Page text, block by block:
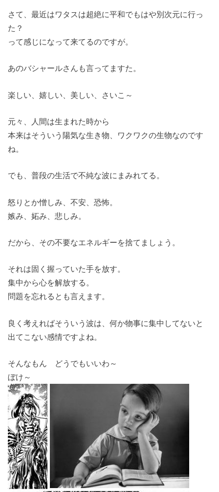
さて、最近はワタスは超絶に平和でもはや別次元に行っ
た？
って感じになって来てるのですが。
あのバシャールさんも言ってますた。
楽しい、嬉しい、美しい、さいこ～
元々、人間は生まれた時から
本来はそういう陽気な生き物、ワクワクの生物なのです
ね。
でも、普段の生活で不純な波にまみれてる。
怒りとか憎しみ、不安、恐怖。
嫉み、妬み、悲しみ。
だから、その不要なエネルギーを捨てましょう。
それは固く握っていた手を放す。
集中から心を解放する。
問題を忘れるとも言えます。
良く考えればそういう波は、何か物事に集中してないと
出てこない感情ですよね。
そんなもん どうでもいいわ～
ぼけ～